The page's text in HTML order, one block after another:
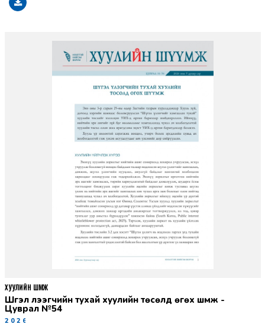
Шүгэл үлээгчийн тухай хуулийн төсөлд өгөх шүүмж -
Цуврал №54
2026-07-27
ХУУЛИЙН ШҮҮМЖ